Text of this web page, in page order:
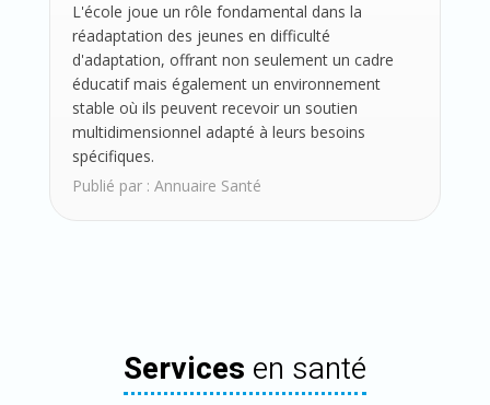
L'école joue un rôle fondamental dans la
réadaptation des jeunes en difficulté
d'adaptation, offrant non seulement un cadre
éducatif mais également un environnement
stable où ils peuvent recevoir un soutien
multidimensionnel adapté à leurs besoins
spécifiques.
Publié par : Annuaire Santé
Services en santé